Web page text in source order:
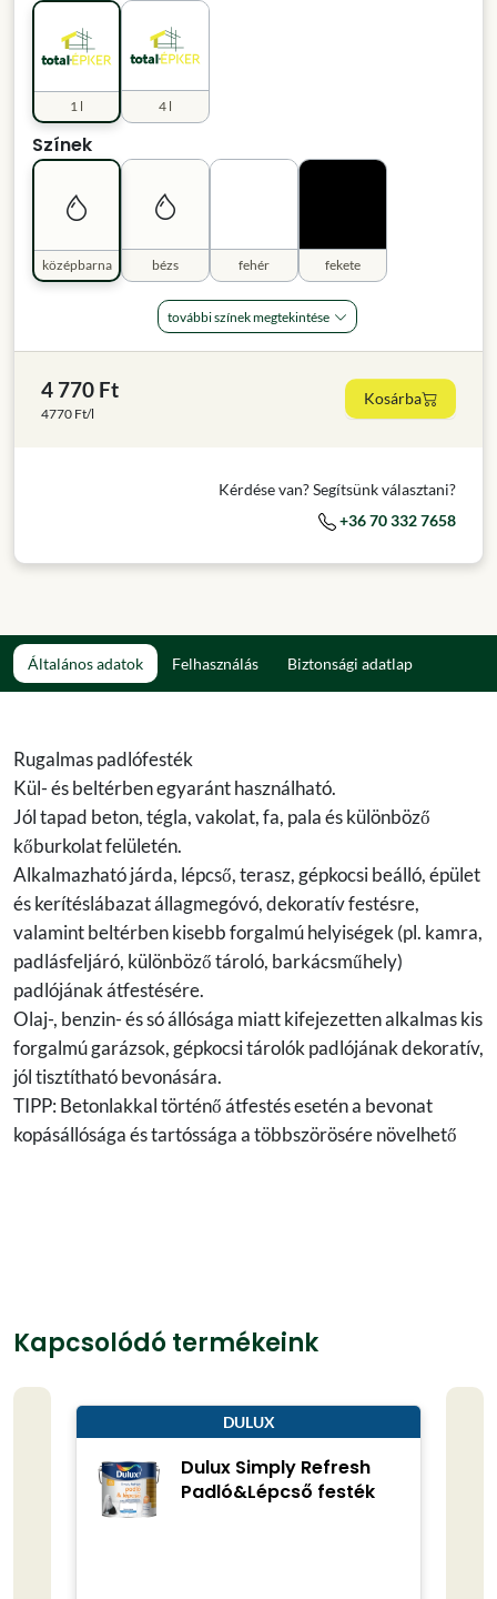
1 l 4 l
Színek
bézs fehér fekete
középbarna
további színek megtekintése
4 770 Ft
4770 Ft/l
Kosárba
Kérdése van? Segítsünk választani?
+36 70 332 7658
Általános adatok Felhasználás Biztonsági adatlap
Rugalmas padlófesték
Kül- és beltérben egyaránt használható.
Jól tapad beton, tégla, vakolat, fa, pala és különböző
kőburkolat felületén.
Alkalmazható járda, lépcső, terasz, gépkocsi beálló, épület
és kerítéslábazat állagmegóvó, dekoratív festésre,
valamint beltérben kisebb forgalmú helyiségek (pl. kamra,
padlásfeljáró, különböző tároló, barkácsműhely)
padlójának átfestésére.
Olaj-, benzin- és só állósága miatt kifejezetten alkalmas kis
forgalmú garázsok, gépkocsi tárolók padlójának dekoratív,
jól tisztítható bevonására.
TIPP: Betonlakkal történő átfestés esetén a bevonat
kopásállósága és tartóssága a többszörösére növelhető
Kapcsolódó termékeink
DULUX
Dulux Simply Refresh
Padló&Lépcső festék